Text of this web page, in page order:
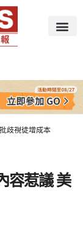
歧視徒增成本
容惹議 美